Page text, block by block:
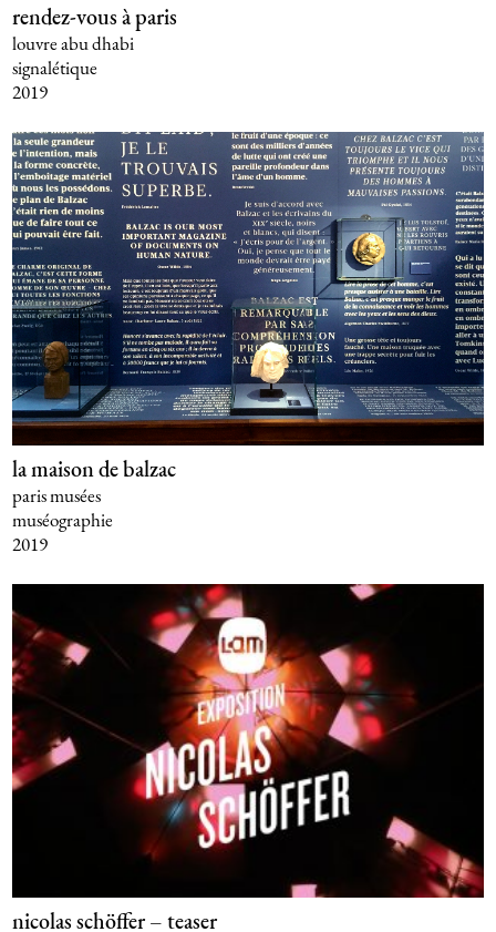
rendez-vous à paris
louvre abu dhabi
signalétique
2019
la maison de balzac
paris musées
muséographie
2019
nicolas schöffer – teaser